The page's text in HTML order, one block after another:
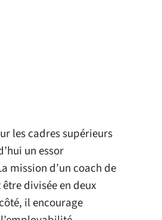
les cadres supérieurs
un essor
mission d’un coach de
divisée en deux
il encourage